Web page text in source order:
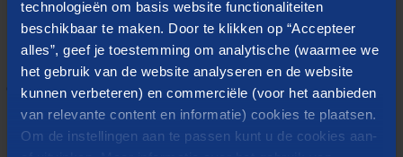
technologieën om basis website functionaliteiten
beschikbaar te maken. Door te klikken op “Accepteer
alles”, geef je toestemming om analytische (waarmee we
het gebruik van de website analyseren en de website
kunnen verbeteren) en commerciële (voor het aanbieden
van relevante content en informatie) cookies te plaatsen.
Om de instellingen aan te passen kunt u de cookies aan-
Download het artikel
GRENSOVERSCHRIJDENDE DUURZAME
MOBILITEIT: SUMPS (PDF)